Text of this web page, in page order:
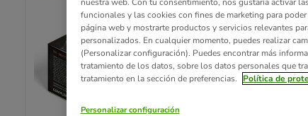
funcionales y las cookies con fines de marketing para
página web y mostrarte productos y servicios relevantes
personalizados. En cualquier momento, puedes realizar
(Personalizar configuración). Puedes encontrar más
tratamiento de los datos, sobre los datos personales que
tratamiento en la sección de preferencias.
Política de
Personalizar configuración